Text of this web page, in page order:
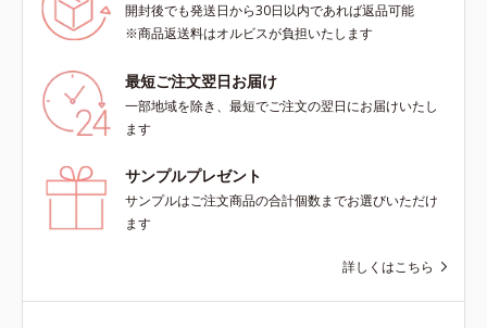
開封後でも発送日から30日以内であれば返品可能
※商品返送料はオルビスが負担いたします
最短ご注文翌日お届け
一部地域を除き、最短でご注文の翌日にお届けいたし
ます
サンプルプレゼント
サンプルはご注文商品の合計個数までお選びいただけ
ます
詳しくはこちら